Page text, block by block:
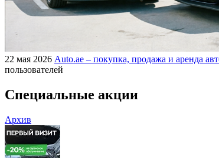
22 мая 2026 Auto.ae – покупка, продажа и аренда
пользователей
Специальные акции
Архив